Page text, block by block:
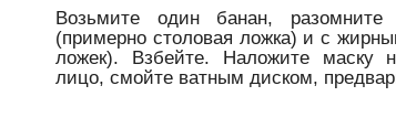
Возьмите один банан,
(примерно столовая ложка) и с
ложек). Взбейте. Наложите маску
лицо, смойте ватным диском,